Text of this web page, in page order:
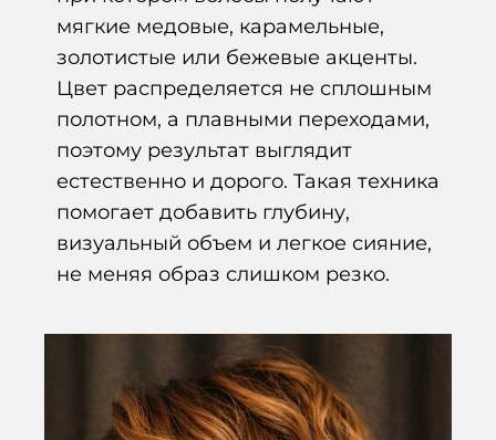
мягкие медовые, карамельные,
золотистые или бежевые акценты.
Цвет распределяется не сплошным
полотном, а плавными переходами,
поэтому результат выглядит
естественно и дорого. Такая техника
помогает добавить глубину,
визуальный объем и легкое сияние,
не меняя образ слишком резко.